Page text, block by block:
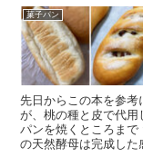
菓子パン
先日からこの本を参
が、桃の種と皮で代用
パンを焼くところま
の天然酵母は完成した